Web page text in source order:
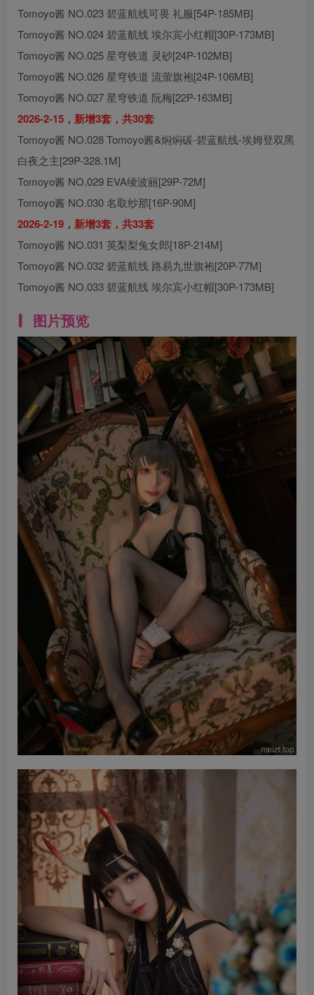
Tomoyo酱 NO.023 碧蓝航线可畏 礼服[54P-185MB]
Tomoyo酱 NO.024 碧蓝航线 埃尔宾小红帽[30P-173MB]
Tomoyo酱 NO.025 星穹铁道 灵砂[24P-102MB]
Tomoyo酱 NO.026 星穹铁道 流萤旗袍[24P-106MB]
Tomoyo酱 NO.027 星穹铁道 阮梅[22P-163MB]
2026-2-15，新增3套，共30套
Tomoyo酱 NO.028 Tomoyo酱&焖焖碳-碧蓝航线-埃姆登双黑
白夜之主[29P-328.1M]
Tomoyo酱 NO.029 EVA绫波丽[29P-72M]
Tomoyo酱 NO.030 名取纱那[16P-90M]
2026-2-19，新增3套，共33套
Tomoyo酱 NO.031 英梨梨兔女郎[18P-214M]
Tomoyo酱 NO.032 碧蓝航线 路易九世旗袍[20P-77M]
Tomoyo酱 NO.033 碧蓝航线 埃尔宾小红帽[30P-173MB]
图片预览